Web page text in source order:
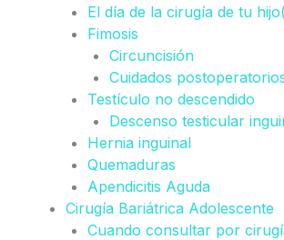
El día de la cirugía de tu
Fimosis
Circuncisión
Cuidados
Testículo no descendido
Descenso testicular
Hernia inguinal
Quemaduras
Apendicitis Aguda
Cirugía Bariátrica Adolescente
Cuando consultar por